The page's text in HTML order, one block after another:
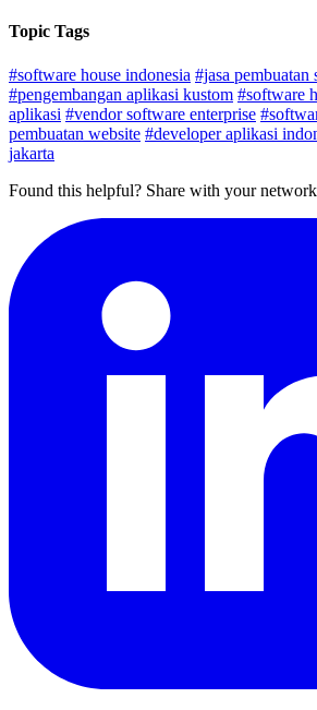
Topic Tags
#software house indonesia #jasa pembuatan
#pengembangan aplikasi kustom #software
aplikasi #vendor software enterprise
pembuatan website #developer aplikasi
jakarta
Found this helpful? Share with your